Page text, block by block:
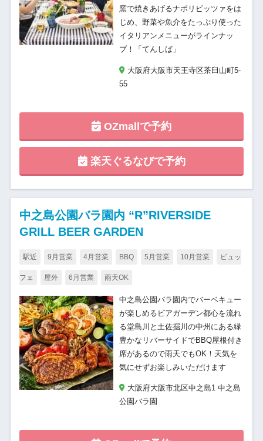
窯で焼きあげるナポリピッツァをは
じめ、野菜や魚介をたっぷり使った
イタリアンメニューがラインナッ
プ！「てんしば」
大阪府大阪市天王寺区茶臼山町5-
55
OZmallで予約
楽天ぐるなびで予約
中之島公園バラ園内 “R”RIVERSIDE
GRILL BEER GARDEN
駅近 9月営業 4月営業 BBQ 5月営業 10月営業 ビュッ
フェ 屋外 6月営業 雨天OK
中之島公園バラ園内でバーベキュー
が楽しめるビアガーデン都心を流れ
る堂島川と土佐掘川の中州にある緑
豊かなリバーサイドでBBQ屋根付き
席があるので雨天でもOK！天気を
気にせずお楽しみいただけます
大阪府大阪市北区中之島1 中之島
公園バラ園